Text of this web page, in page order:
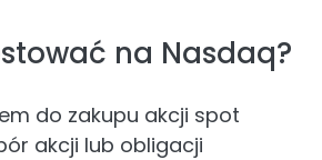
na Nasdaq?
do zakupu akcji spot
akcji lub obligacji